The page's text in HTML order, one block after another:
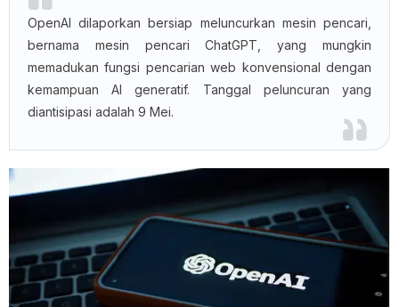
OpenAI dilaporkan bersiap meluncurkan mesin pencari,
bernama mesin pencari ChatGPT, yang mungkin
memadukan fungsi pencarian web konvensional dengan
kemampuan AI generatif. Tanggal peluncuran yang
diantisipasi adalah 9 Mei.